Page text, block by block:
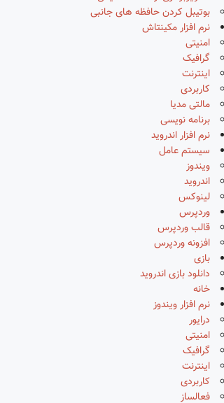
بوتیبل کردن حافظه های جانبی
نرم افزار مکینتاش
امنیتی
گرافیک
اینترنت
کاربردی
مالتی مدیا
برنامه نویسی
نرم افزار اندروید
سیستم عامل
ویندوز
اندروید
لینوکس
وردپرس
قالب وردپرس
افزونه وردپرس
بازی
دانلود بازی اندروید
خانه
نرم افزار ویندوز
درایور
امنیتی
گرافیک
اینترنت
کاربردی
فعالساز